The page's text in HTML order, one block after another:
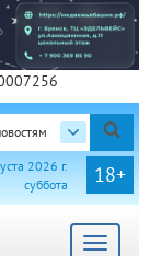
18+
2026 г.
суббота
Toggle